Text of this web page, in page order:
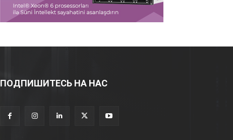
ПОДПИШИТЕСЬ НА НАС